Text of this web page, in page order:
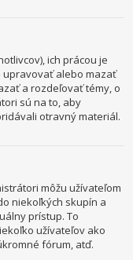
ich prácou je
upravovať alebo mazať
a rozdeľovať témy, o
sú na to, aby
otravný materiál.
môžu užívateľom
niekoľkých skupín a
prístup. To
užívateľov ako
fórum, atď.